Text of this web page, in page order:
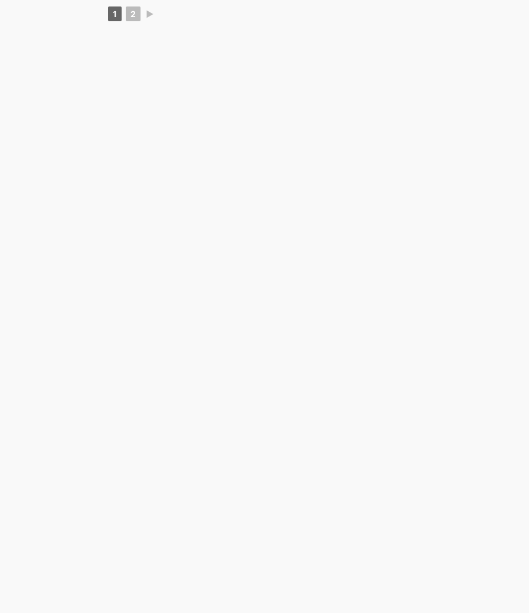
1 2 ►